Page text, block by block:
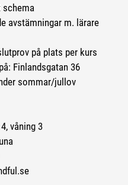
m. lärare
på plats per kurs
36
sommar/jullov
3